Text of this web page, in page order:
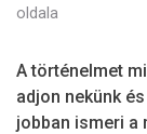
oldala
A történelmet
adjon nekünk
jobban ismeri a